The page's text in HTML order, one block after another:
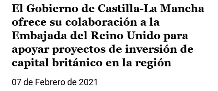
El Gobierno de Castilla-La Mancha
ofrece su colaboración a la
Embajada del Reino Unido para
apoyar proyectos de inversión de
capital británico en la región
07 de Febrero de 2021